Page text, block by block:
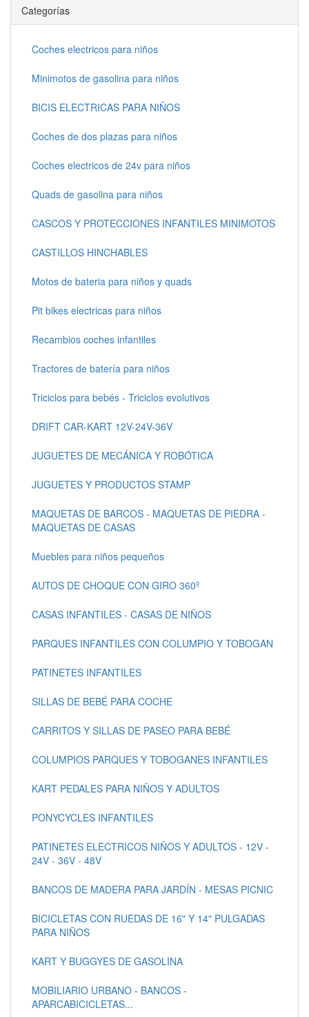
Categorías
Coches electricos para niños
Minimotos de gasolina para niños
BICIS ELECTRICAS PARA NIÑOS
Coches de dos plazas para niños
Coches electricos de 24v para niños
Quads de gasolina para niños
CASCOS Y PROTECCIONES INFANTILES MINIMOTOS
CASTILLOS HINCHABLES
Motos de bateria para niños y quads
Pit bikes electricas para niños
Recambios coches infantiles
Tractores de batería para niños
Triciclos para bebés - Triciclos evolutivos
DRIFT CAR-KART 12V-24V-36V
JUGUETES DE MECÁNICA Y ROBÓTICA
JUGUETES Y PRODUCTOS STAMP
MAQUETAS DE BARCOS - MAQUETAS DE PIEDRA -
MAQUETAS DE CASAS
Muebles para niños pequeños
AUTOS DE CHOQUE CON GIRO 360º
CASAS INFANTILES - CASAS DE NIÑOS
PARQUES INFANTILES CON COLUMPIO Y TOBOGAN
PATINETES INFANTILES
SILLAS DE BEBÉ PARA COCHE
CARRITOS Y SILLAS DE PASEO PARA BEBÉ
COLUMPIOS PARQUES Y TOBOGANES INFANTILES
KART PEDALES PARA NIÑOS Y ADULTOS
PONYCYCLES INFANTILES
PATINETES ELECTRICOS NIÑOS Y ADULTOS - 12V -
24V - 36V - 48V
BANCOS DE MADERA PARA JARDÍN - MESAS PICNIC
BICICLETAS CON RUEDAS DE 16" Y 14" PULGADAS
PARA NIÑOS
KART Y BUGGYES DE GASOLINA
MOBILIARIO URBANO - BANCOS -
APARCABICICLETAS...